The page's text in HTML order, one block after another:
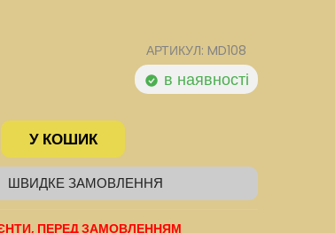
АРТИКУЛ: MD108
в наявності
У КОШИК
ШВИДКЕ ЗАМОВЛЕННЯ
ПЕРЕД ЗАМОВЛЕННЯМ